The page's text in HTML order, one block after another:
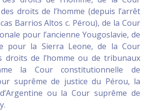
droits de l’homme (depuis l’arrêt
Barrios Altos c. Pérou), de la Cour
pour l’ancienne Yougoslavie, de
pour la Sierra Leone, de la Cour
droits de l’homme ou de tribunaux
la Cour constitutionnelle de
suprême de justice du Pérou, la
ou la Cour suprême de